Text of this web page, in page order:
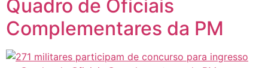
Quadro de Oficiais
Complementares da PM